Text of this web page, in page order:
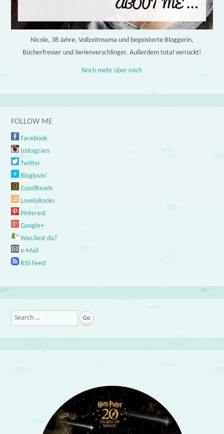
Nicole, 38 Jahre, Vollzeitmama und begeisterte Bloggerin,
Bücherfresser und Serienverschlinger. Außerdem total verrückt!
Noch mehr über mich
FOLLOW ME
Facebook
Instagram
Twitter
Bloglovin'
GoodReads
LovelyBooks
Pinterest
Google+
Was liest du?
e-Mail
RSS Feed
Search